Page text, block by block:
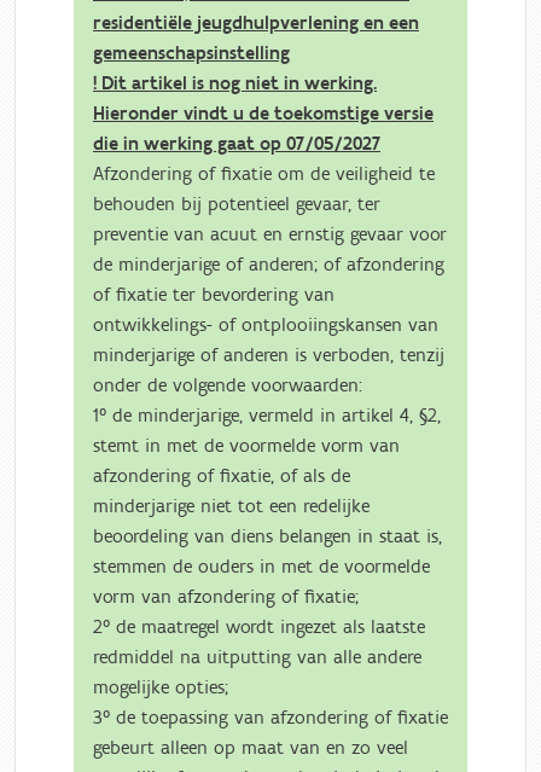
residentiële jeugdhulpverlening en een
gemeenschapsinstelling
! Dit artikel is nog niet in werking.
Hieronder vindt u de toekomstige versie
die in werking gaat op 07/05/2027
Afzondering of fixatie om de veiligheid te
behouden bij potentieel gevaar, ter
preventie van acuut en ernstig gevaar voor
de minderjarige of anderen; of afzondering
of fixatie ter bevordering van
ontwikkelings- of ontplooiingskansen van
minderjarige of anderen is verboden, tenzij
onder de volgende voorwaarden:
1° de minderjarige, vermeld in artikel 4, §2,
stemt in met de voormelde vorm van
afzondering of fixatie, of als de
minderjarige niet tot een redelijke
beoordeling van diens belangen in staat is,
stemmen de ouders in met de voormelde
vorm van afzondering of fixatie;
2° de maatregel wordt ingezet als laatste
redmiddel na uitputting van alle andere
mogelijke opties;
3° de toepassing van afzondering of fixatie
gebeurt alleen op maat van en zo veel